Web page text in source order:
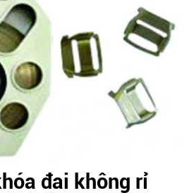
đai không rỉ